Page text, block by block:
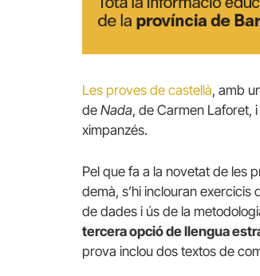
Les proves de castellà, amb
de Nada, de Carmen Laforet,
ximpanzés.
Pel que fa a la novetat de les
demà, s’hi inclouran
de dades i ús de la
tercera opció de llengua
prova inclou dos textos de